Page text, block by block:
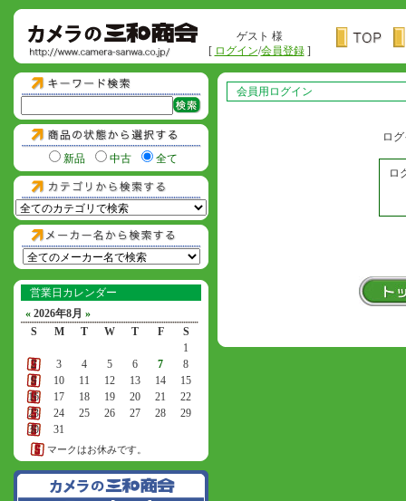
ゲスト 様
[ ログイン/会員登録]
新品 中古 全て
営業日カレンダー
« 2026年8月 »
S
M T W T F
S
1
2
3 4 5 6 7
8
9
10 11 12 13 14
15
16
17 18 19 20 21
22
23
24 25 26 27 28
29
30
31
マークはお休みです。
会員用ログイン
ロ
ロ